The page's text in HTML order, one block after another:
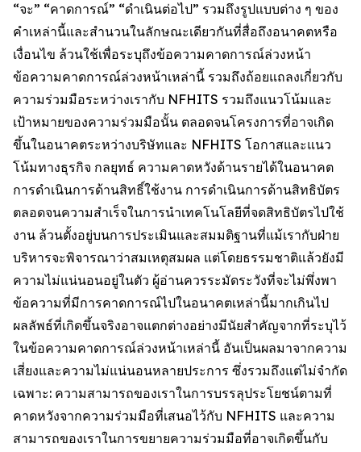
“จะ” “คาดการณ์” “ดำเนินต่อไป” รวมถึงรูปแบบต่าง ๆ ของ
คำเหล่านี้และสำนวนในลักษณะเดียวกันที่สื่อถึงอนาคตหรือ
เงื่อนไข ล้วนใช้เพื่อระบุถึงข้อความคาดการณ์ล่วงหน้า
ข้อความคาดการณ์ล่วงหน้าเหล่านี้ รวมถึงถ้อยแถลงเกี่ยวกับ
ความร่วมมือระหว่างเรากับ NFHITS รวมถึงแนวโน้มและ
เป้าหมายของความร่วมมือนั้น ตลอดจนโครงการที่อาจเกิด
ขึ้นในอนาคตระหว่างบริษัทและ NFHITS โอกาสและแนว
โน้มทางธุรกิจ กลยุทธ์ ความคาดหวังด้านรายได้ในอนาคต
การดำเนินการด้านสิทธิ์ใช้งาน การดำเนินการด้านสิทธิบัตร
ตลอดจนความสำเร็จในการนำเทคโนโลยีที่จดสิทธิบัตรไปใช้
งาน ล้วนตั้งอยู่บนการประเมินและสมมติฐานที่แม้เรากับฝ่าย
บริหารจะพิจารณาว่าสมเหตุสมผล แต่โดยธรรมชาติแล้วยังมี
ความไม่แน่นอนอยู่ในตัว ผู้อ่านควรระมัดระวังที่จะไม่พึ่งพา
ข้อความที่มีการคาดการณ์ไปในอนาคตเหล่านี้มากเกินไป
ผลลัพธ์ที่เกิดขึ้นจริงอาจแตกต่างอย่างมีนัยสำคัญจากที่ระบุไว้
ในข้อความคาดการณ์ล่วงหน้าเหล่านี้ อันเป็นผลมาจากความ
เสี่ยงและความไม่แน่นอนหลายประการ ซึ่งรวมถึงแต่ไม่จำกัด
เฉพาะ: ความสามารถของเราในการบรรลุประโยชน์ตามที่
คาดหวังจากความร่วมมือที่เสนอไว้กับ NFHITS และความ
สามารถของเราในการขยายความร่วมมือที่อาจเกิดขึ้นกับ